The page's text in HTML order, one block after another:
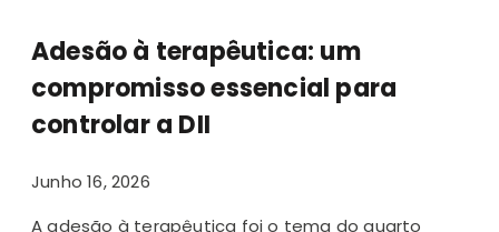
Adesão à terapêutica: um
compromisso essencial para
controlar a DII
Junho 16, 2026
A adesão à terapêutica foi o tema do quarto